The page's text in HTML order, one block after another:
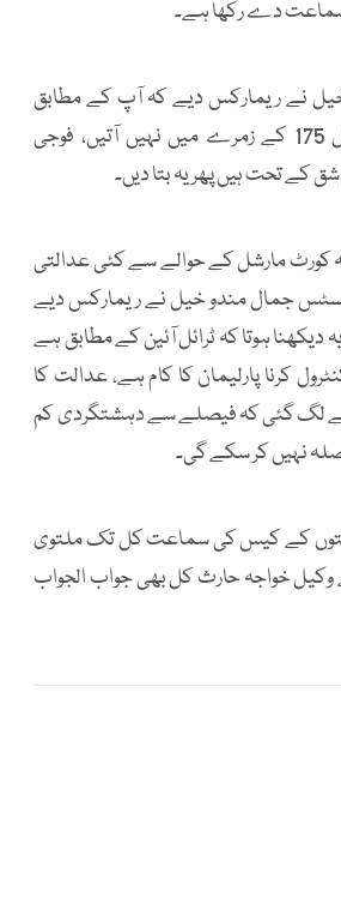
سماعت دے رکھا ہے۔
نے ریمارکس دیے کہ آپ کے مطابق
فوجی عدالتیں آرٹیکل 175 کے زمرے میں نہیں آتیں، فوجی
کے تحت ہیں پھر یہ بتا دیں۔
کورٹ مارشل کے حوالے سے کئی عدالتی
جمال مندو خیل نے ریمارکس دیے
ہوتا کہ ٹرائل آئین کے مطابق ہے
کرنا پارلیمان کا کام ہے، عدالت کا
لگ گئی کہ فیصلے سے دہشتگردی کم
نہیں کر سکے گی۔
کے کیس کی سماعت کل تک ملتوی
وکیل خواجہ حارث کل بھی جواب الجواب